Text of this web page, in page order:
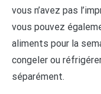
vous n’avez pas
vous pouvez
aliments pour la
congeler ou
séparément.